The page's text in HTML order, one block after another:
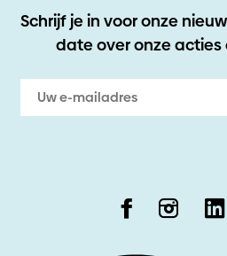
Schrijf je in voor onze
dateover onze